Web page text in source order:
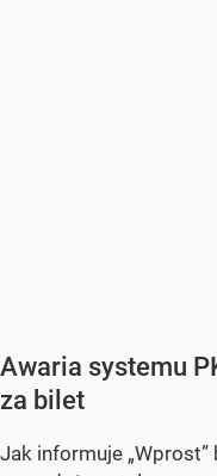
Awaria systemu
za bilet
Jak informuje